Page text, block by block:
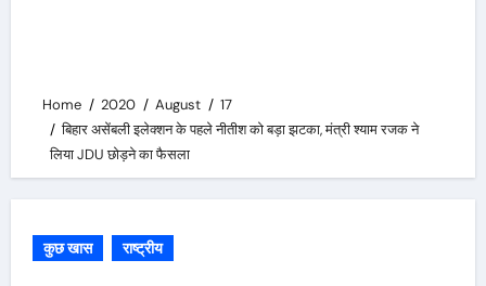
Home 2020 August
17
बिहार असेंबली इलेक्शन के पहले नीतीश को बड़ा झटका, मंत्री श्याम रजक ने
लिया JDU छोड़ने का फैसला
कुछ खास राष्ट्रीय